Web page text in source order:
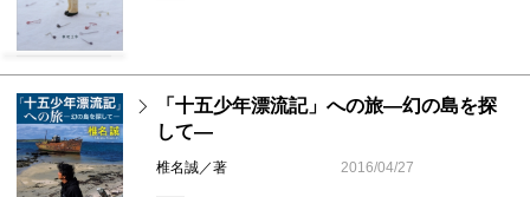
「十五少年漂流記」への旅―幻の島を探
して―
椎名誠／著 2016/04/27